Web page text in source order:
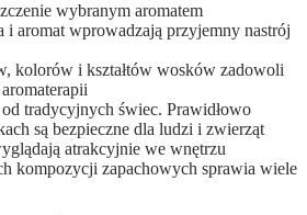
wybranym aromatem
i aromat wprowadzają przyjemny nastrój
kolorów i kształtów wosków zadowoli
od tradycyjnych świec. Prawidłowo
są bezpieczne dla ludzi i zwierząt
atrakcyjnie we wnętrzu
kompozycji zapachowych sprawia wiele